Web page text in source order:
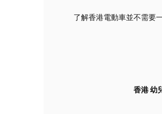
了解香港電動車並不需要
香港 幼